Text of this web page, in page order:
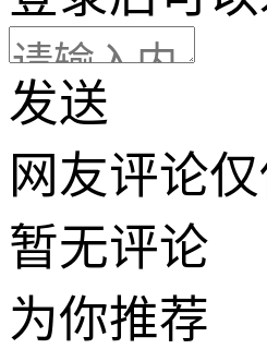
发送
网友评论
暂无评论
为你推荐